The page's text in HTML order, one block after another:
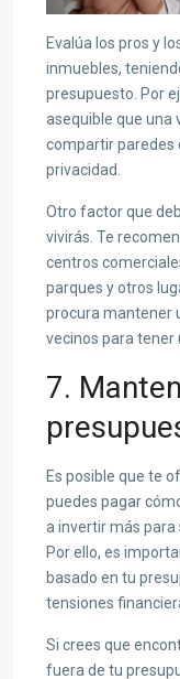
Evalúa los pros y
inmuebles,
presupuesto. Por
asequible que una
compartir paredes
privacidad.
Otro factor que
vivirás. Te
centros
parques y otros
procura mantener
vecinos para tener
7.
Es posible que te
puedes pagar
a invertir más
Por ello, es
basado en tu
tensiones
Si crees que
fuera de tu